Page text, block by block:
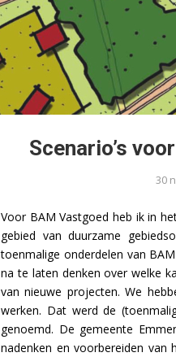
Scenario’s
30
Voor BAM Vastgoed heb ik in
gebied van duurzame
toenmalige onderdelen van
na te laten denken over welke
van nieuwe projecten. We
werken. Dat werd de
genoemd. De gemeente
nadenken en voorbereiden van